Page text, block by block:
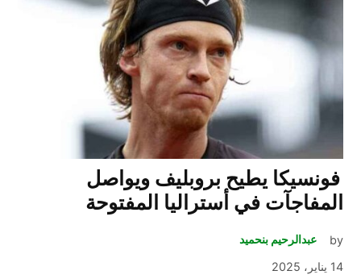
فونسيكا يطيح بروبليف ويواصل
المفاجآت في أستراليا المفتوحة
by
عبدالرحيم بنحميد
14 يناير، 2025